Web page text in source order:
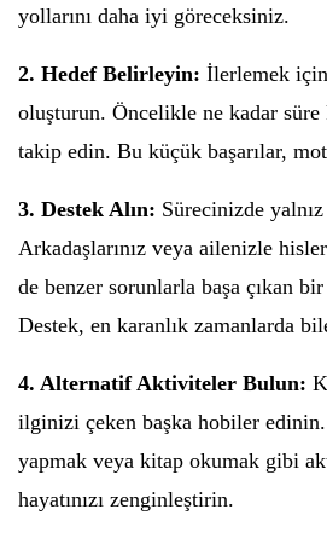
yollarını daha iyi göreceksiniz.
2. Hedef Belirleyin: İlerlemek
oluşturun. Öncelikle ne kadar süre
takip edin. Bu küçük başarılar,
3. Destek Alın: Sürecinizde
Arkadaşlarınız veya ailenizle
de benzer sorunlarla başa çıkan
Destek, en karanlık zamanlarda
4. Alternatif Aktiviteler Bulun:
ilginizi çeken başka hobiler
yapmak veya kitap okumak gibi
hayatınızı zenginleştirin.